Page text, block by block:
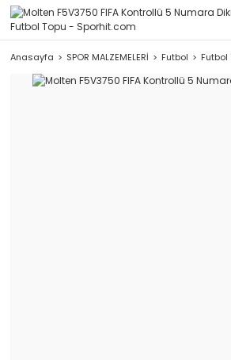
Anasayfa SPOR MALZEMELERİ Futbol Futbol